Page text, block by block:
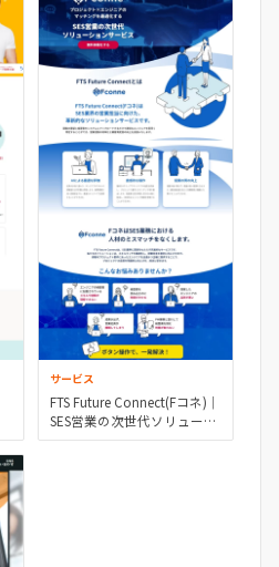
サービス
FTS Future Connect(Fコネ)｜
SES営業の次世代ソリューシ
ョンサービス